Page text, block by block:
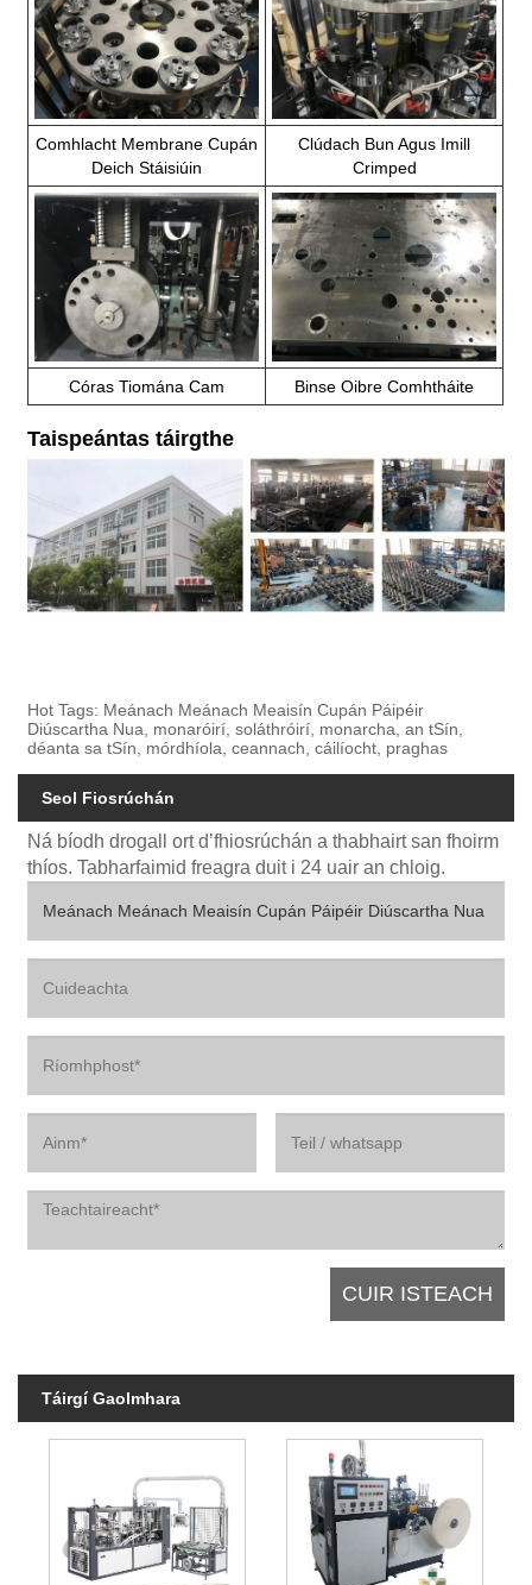
Comhlacht Membrane Cupán
Deich Stáisiúin
Clúdach Bun Agus Imill
Crimped
Córas Tiomána Cam Binse Oibre Comhtháite
Taispeántas táirgthe
Hot Tags: Meánach Meánach Meaisín Cupán Páipéir
Diúscartha Nua, monaróirí, soláthróirí, monarcha, an tSín,
déanta sa tSín, mórdhíola, ceannach, cáilíocht, praghas
Seol Fiosrúchán
Ná bíodh drogall ort d’fhiosrúchán a thabhairt san fhoirm
thíos. Tabharfaimid freagra duit i 24 uair an chloig.
Táirgí Gaolmhara